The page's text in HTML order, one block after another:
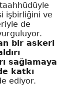
işbirliğini ve
de
bir askeri
sağlamaya
katkı
ediyor.